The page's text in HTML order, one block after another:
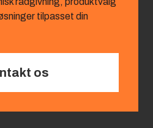
tilpasset din
os